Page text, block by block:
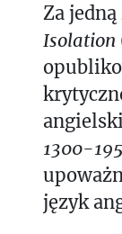
Za
Isolation
1300-
język